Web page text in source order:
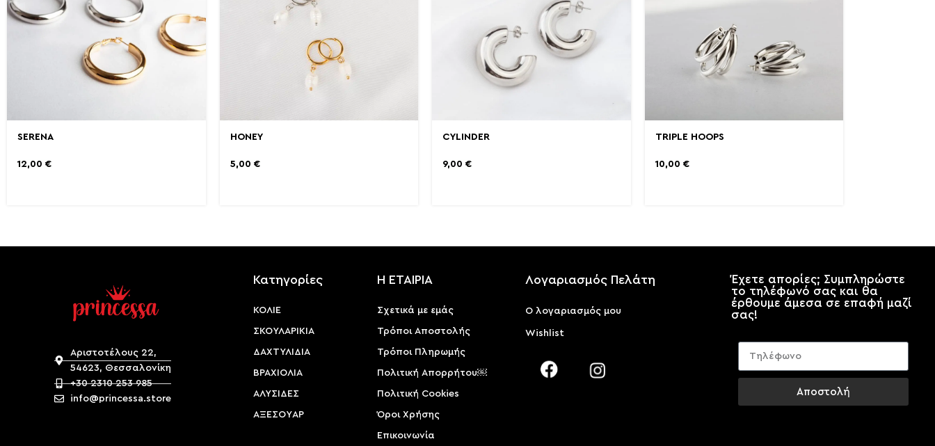
SERENA
12,00 €
HONEY
5,00 €
CYLINDER
9,00 €
TRIPLE HOOPS
10,00 €
Αριστοτέλους 22,
54623, Θεσσαλονίκη
+30 2310 253 985
info@princessa.store
Κατηγορίες
ΚΟΛΙΕ
ΣΚΟΥΛΑΡΙΚΙΑ
ΔΑΧΤΥΛΙΔΙΑ
ΒΡΑΧΙΟΛΙΑ
ΑΛΥΣΙΔΕΣ
ΑΞΕΣΟΥAΡ
Η ΕΤΑΙΡΙΑ
Σχετικά με εμάς
Τρόποι Αποστολής
Τρόποι Πληρωμής
Πολιτική Απορρήτου￼
Πολιτική Cookies
Όροι Χρήσης
Επικοινωνία
Λογαριασμός Πελάτη
Ο λογαριασμός μου
Wishlist
Έχετε απορίες; Συμπληρώστε
το τηλέφωνό σας και θα
έρθουμε άμεσα σε επαφή μαζί
σας!
Αποστολή